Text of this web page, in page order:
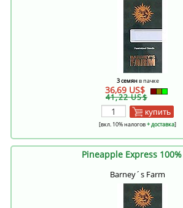
3 семянв пачке
36,69 US$
41,22 US$
купить
[вкл. 10% налогов+ доставка]
Pineapple Express 100%
Barney´s Farm